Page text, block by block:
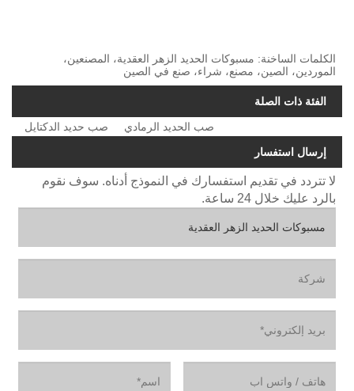
الكلمات الساخنة: مسبوكات الحديد الزهر العقدية، المصنعين،
الموردين، الصين، مصنع، شراء، صنع في الصين
الفئة ذات الصلة
صب حديد الدكتايل
صب الحديد الرمادي
إرسال استفسار
لا تتردد في تقديم استفسارك في النموذج أدناه. سوف نقوم
بالرد عليك خلال 24 ساعة.